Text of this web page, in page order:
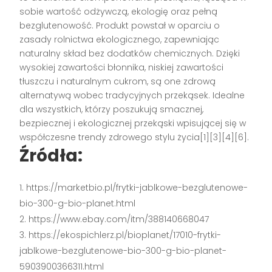
sobie wartość odżywczą, ekologię oraz pełną
bezglutenowość. Produkt powstał w oparciu o
zasady rolnictwa ekologicznego, zapewniając
naturalny skład bez dodatków chemicznych. Dzięki
wysokiej zawartości błonnika, niskiej zawartości
tłuszczu i naturalnym cukrom, są one zdrową
alternatywą wobec tradycyjnych przekąsek. Idealne
dla wszystkich, którzy poszukują smacznej,
bezpiecznej i ekologicznej przekąski wpisującej się w
współczesne trendy zdrowego stylu życia[1][3][4][6].
Źródła:
https://marketbio.pl/frytki-jablkowe-bezglutenowe-
bio-300-g-bio-planet.html
https://www.ebay.com/itm/388140668047
https://ekospichlerz.pl/bioplanet/17010-frytki-
jablkowe-bezglutenowe-bio-300-g-bio-planet-
5903900366311.html